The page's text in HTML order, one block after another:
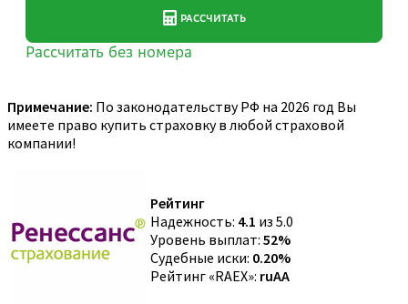
Примечание: По законодательству РФ на 2026 год Вы
имеете право купить страховку в любой страховой
компании!
Рейтинг
Надежность: 4.1 из 5.0
Уровень выплат: 52%
Судебные иски: 0.20%
Рейтинг «RAEX»: ruAA